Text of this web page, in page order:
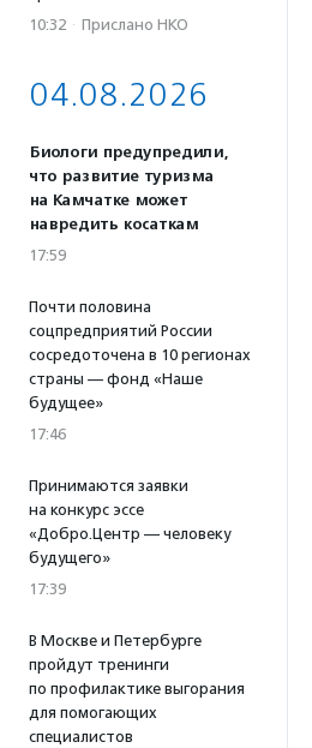
10:32 · Прислано НКО
04.08.2026
Биологи предупредили,
что развитие туризма
на Камчатке может
навредить косаткам
17:59
Почти половина
соцпредприятий России
сосредоточена в 10 регионах
страны — фонд «Наше
будущее»
17:46
Принимаются заявки
на конкурс эссе
«Добро.Центр — человеку
будущего»
17:39
В Москве и Петербурге
пройдут тренинги
по профилактике выгорания
для помогающих
специалистов